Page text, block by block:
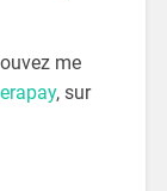
me
, sur